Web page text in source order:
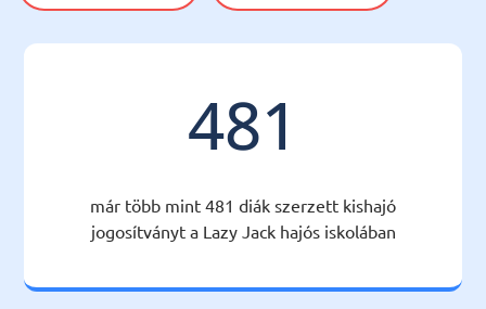
481
már több mint 481 diák szerzett kishajó
jogosítványt a Lazy Jack hajós iskolában